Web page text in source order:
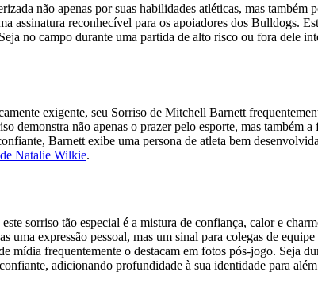
não apenas por suas habilidades atléticas, mas também
assinatura reconhecível para os apoiadores dos Bulldogs.
no campo durante uma partida de alto risco ou fora dele
exigente, seu Sorriso de Mitchell Barnett
demonstra não apenas o prazer pelo esporte, mas também
Barnett exibe uma persona de atleta bem
Natalie Wilkie.
sorriso tão especial é a mistura de confiança, calor e
expressão pessoal, mas um sinal para colegas de
mídia frequentemente o destacam em fotos pós-jogo. Seja
adicionando profundidade à sua identidade para